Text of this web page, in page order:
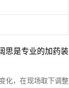
思是专业的加药装
化，在现场取下调整